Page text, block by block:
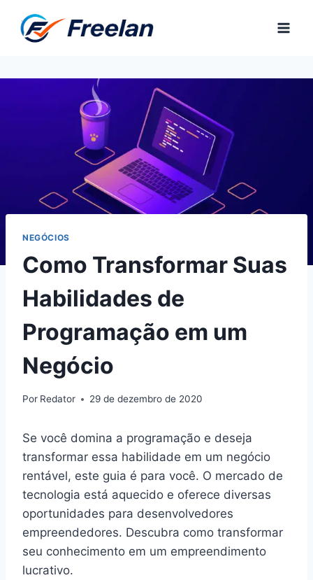
para
NEGÓCIOS
Como Transformar Suas
Habilidades de
Programação em um
Negócio
Por Redator 29 de dezembro de 2020
Se você domina a programação e deseja
transformar essa habilidade em um negócio
rentável, este guia é para você. O mercado de
tecnologia está aquecido e oferece diversas
oportunidades para desenvolvedores
empreendedores. Descubra como transformar
seu conhecimento em um empreendimento
lucrativo.